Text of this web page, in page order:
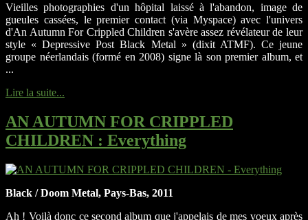
Vieilles photographies d'un hôpital laissé à l'abandon, image de
gueules cassées, le premier contact (via Myspace) avec l'univers
d'An Autumn For Crippled Children s'avère assez révélateur de leur
style « Depressive Post Black Metal » (dixit ATMF). Ce jeune
groupe néerlandais (formé en 2008) signe là son premier album, et
...
Lire la suite...
AN AUTUMN FOR CRIPPLED
CHILDREN : Everything
Black / Doom Metal, Pays-Bas, 2011
Ah ! Voilà donc ce second album que j'appelais de mes voeux après